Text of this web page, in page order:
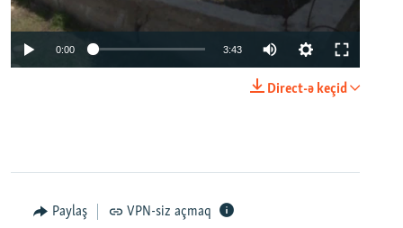
0:00 3:43
Direct-ə keçid
Paylaş VPN-siz açmaq